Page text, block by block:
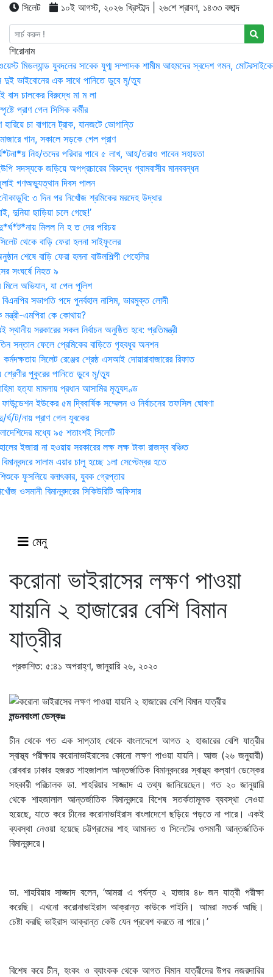
সিলেট ১০ই আগস্ট, ২০২৬ খ্রিস্টাব্দ | ২৬শে শ্রাবণ, ১৪৩৩ বঙ্গাব্দ
শিরোনাম
মিডল্যান্ড যুবদলের সাবেক যুগ্ম সম্পাদক শামীম আহমদের স্বদেশ গমন,
দুই ভাইবোনের এক সাথে পানিতে ডুবে মৃ/ত্যু
বাস চালকের বিরুদ্ধে মা ম লা
প্রাণ গেল সিসিক কর্মীর
হারিয়ে চা বাগানে ট্রাক, যানজটে ভোগান্তি
গান, সকালে সড়কে গেল প্রাণ
নিহ/তদের পরিবার পাবে ৫ লাখ, আহ/তরাও পাবেন সহায়তা
সদস্যকে জড়িয়ে অপপ্রচারের বিরুদ্ধে গ্রামবাসীর মানববন্ধন
গণঅভ্যুত্থান দিবস পালন
৩ দিন পর নিখোঁজ শ্রমিকের মরদেহ উদ্ধার
দুনিয়া ছাড়িয়া চলে গেছে!’
মিলল নি হ ত দের পরিচয়
থেকে বাড়ি ফেরা হলনা সাইফুলের
শেষে বাড়ি ফেরা হলনা বাউলশিল্পী পেহেলির
সংঘর্ষে নিহত ৯
মিলে অভিযান, যা পেল পুলিশ
সভাপতি পদে পুনর্বহাল নাসিম, ভারমুক্ত লোদী
মন্ত্রী-এমপিরা কে কোথায়?
সরকারের সকল নির্বাচন অনুষ্ঠিত হবে: প্রতিমন্ত্রী
সন্তান ফেলে প্রেমিকের বাড়িতে গৃহবধূর অনশন
সিলেট রেঞ্জের শ্রেষ্ঠ এসআই দোয়ারাবাজারের রিফাত
শ্রেণীর পুকুরের পানিতে ডুবে মৃ/ত্যু
হত্যা মামলায় প্রধান আসামির মৃত্যুদণ্ড
ইউকের ৫ম দ্বিবার্ষিক সম্মেলন ও নির্বাচনের তফসিল ঘোষণা
ট/নায় প্রাণ গেল যুবকের
মধ্যে ৯৫ শতাংশই সিলেটি
ইজারা না হওয়ায় সরকারের লক্ষ লক্ষ টাকা রাজস্ব বঞ্চিত
সালাম এয়ার চালু হচ্ছে ১লা সেপ্টেম্বর হতে
ফুসলিয়ে বলাৎকার, যুবক গ্রেপ্তার
ওসমানী বিমানবন্দরের সিকিউরিটি অফিসার
মেনু
করোনা ভাইরাসের লক্ষণ পাওয়া
যায়নি ২ হাজারের বেশি বিমান
যাত্রীর
প্রকাশিত: ৫:৪১ অপরাহ্ণ, জানুয়ারি ২৬, ২০২০
লন্ডনবাংলা ডেস্কঃঃ
চীন থেকে গত এক সাপ্তাহ থেকে বাংলাদেশে আগত ২ হাজারের বেশি যাত্রীর
স্বাস্থ্য পরীক্ষায় করোনাভাইরাসের কোনো লক্ষণ পাওয়া যায়নি। আজ (২৬ জনুয়ারী)
রোববার ঢাকার হজরত শাহজালাল আন্তর্জাতিক বিমানবন্দরের স্বাস্থ্য কল্যাণ ডেস্কের
সহকারী পরিচালক ডা. শাহরিয়ার সাজ্জাদ এ তথ্য জানিয়েছেন। গত ২০ জানুয়ারি
থেকে শাহজালাল আন্তর্জাতিক বিমানবন্দরে বিশেষ সতর্কতামূলক ব্যবস্থা নেওয়া
হয়েছে, যাতে করে চীনের করোনাভাইরাস বাংলাদেশে ছড়িয়ে পড়তে না পারে। একই
ব্যবস্থা নেওয়া হয়েছে চট্টগ্রামের শাহ আমানত ও সিলেটের ওসমানী আন্তর্জাতিক
বিমানবন্দরে।
ডা. শাহরিয়ার সাজ্জাদ বলেন, ‘আমরা এ পর্যন্ত ২ হাজার ৪৮ জন যাত্রী পরীক্ষা
করেছি। এখনো করোনাভাইরাস আক্রান্ত কাউকে পাইনি। আমরা সতর্ক আছি।
চেষ্টা করছি ভাইরাস আক্রান্ত কেউ যেন প্রবেশ করতে না পারে।’
বিশেষ করে চীন, হংকং ও ব্যাংকক থেকে আগত বিমান যাত্রীদের উপর নজরদারির